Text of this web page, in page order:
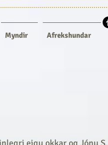
Myndir Afrekshundar